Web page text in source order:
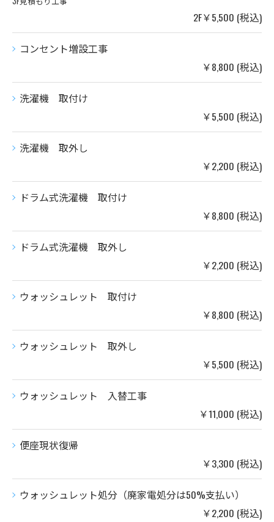
2F￥5,500 (税込)
コンセント増設工事
￥8,800 (税込)
洗濯機 取付け
￥5,500 (税込)
洗濯機 取外し
￥2,200 (税込)
ドラム式洗濯機 取付け
￥8,800 (税込)
ドラム式洗濯機 取外し
￥2,200 (税込)
ウォッシュレット 取付け
￥8,800 (税込)
ウォッシュレット 取外し
￥5,500 (税込)
ウォッシュレット 入替工事
￥11,000 (税込)
便座現状復帰
￥3,300 (税込)
ウォッシュレット処分（廃家電処分は50%支払い）
￥2,200 (税込)